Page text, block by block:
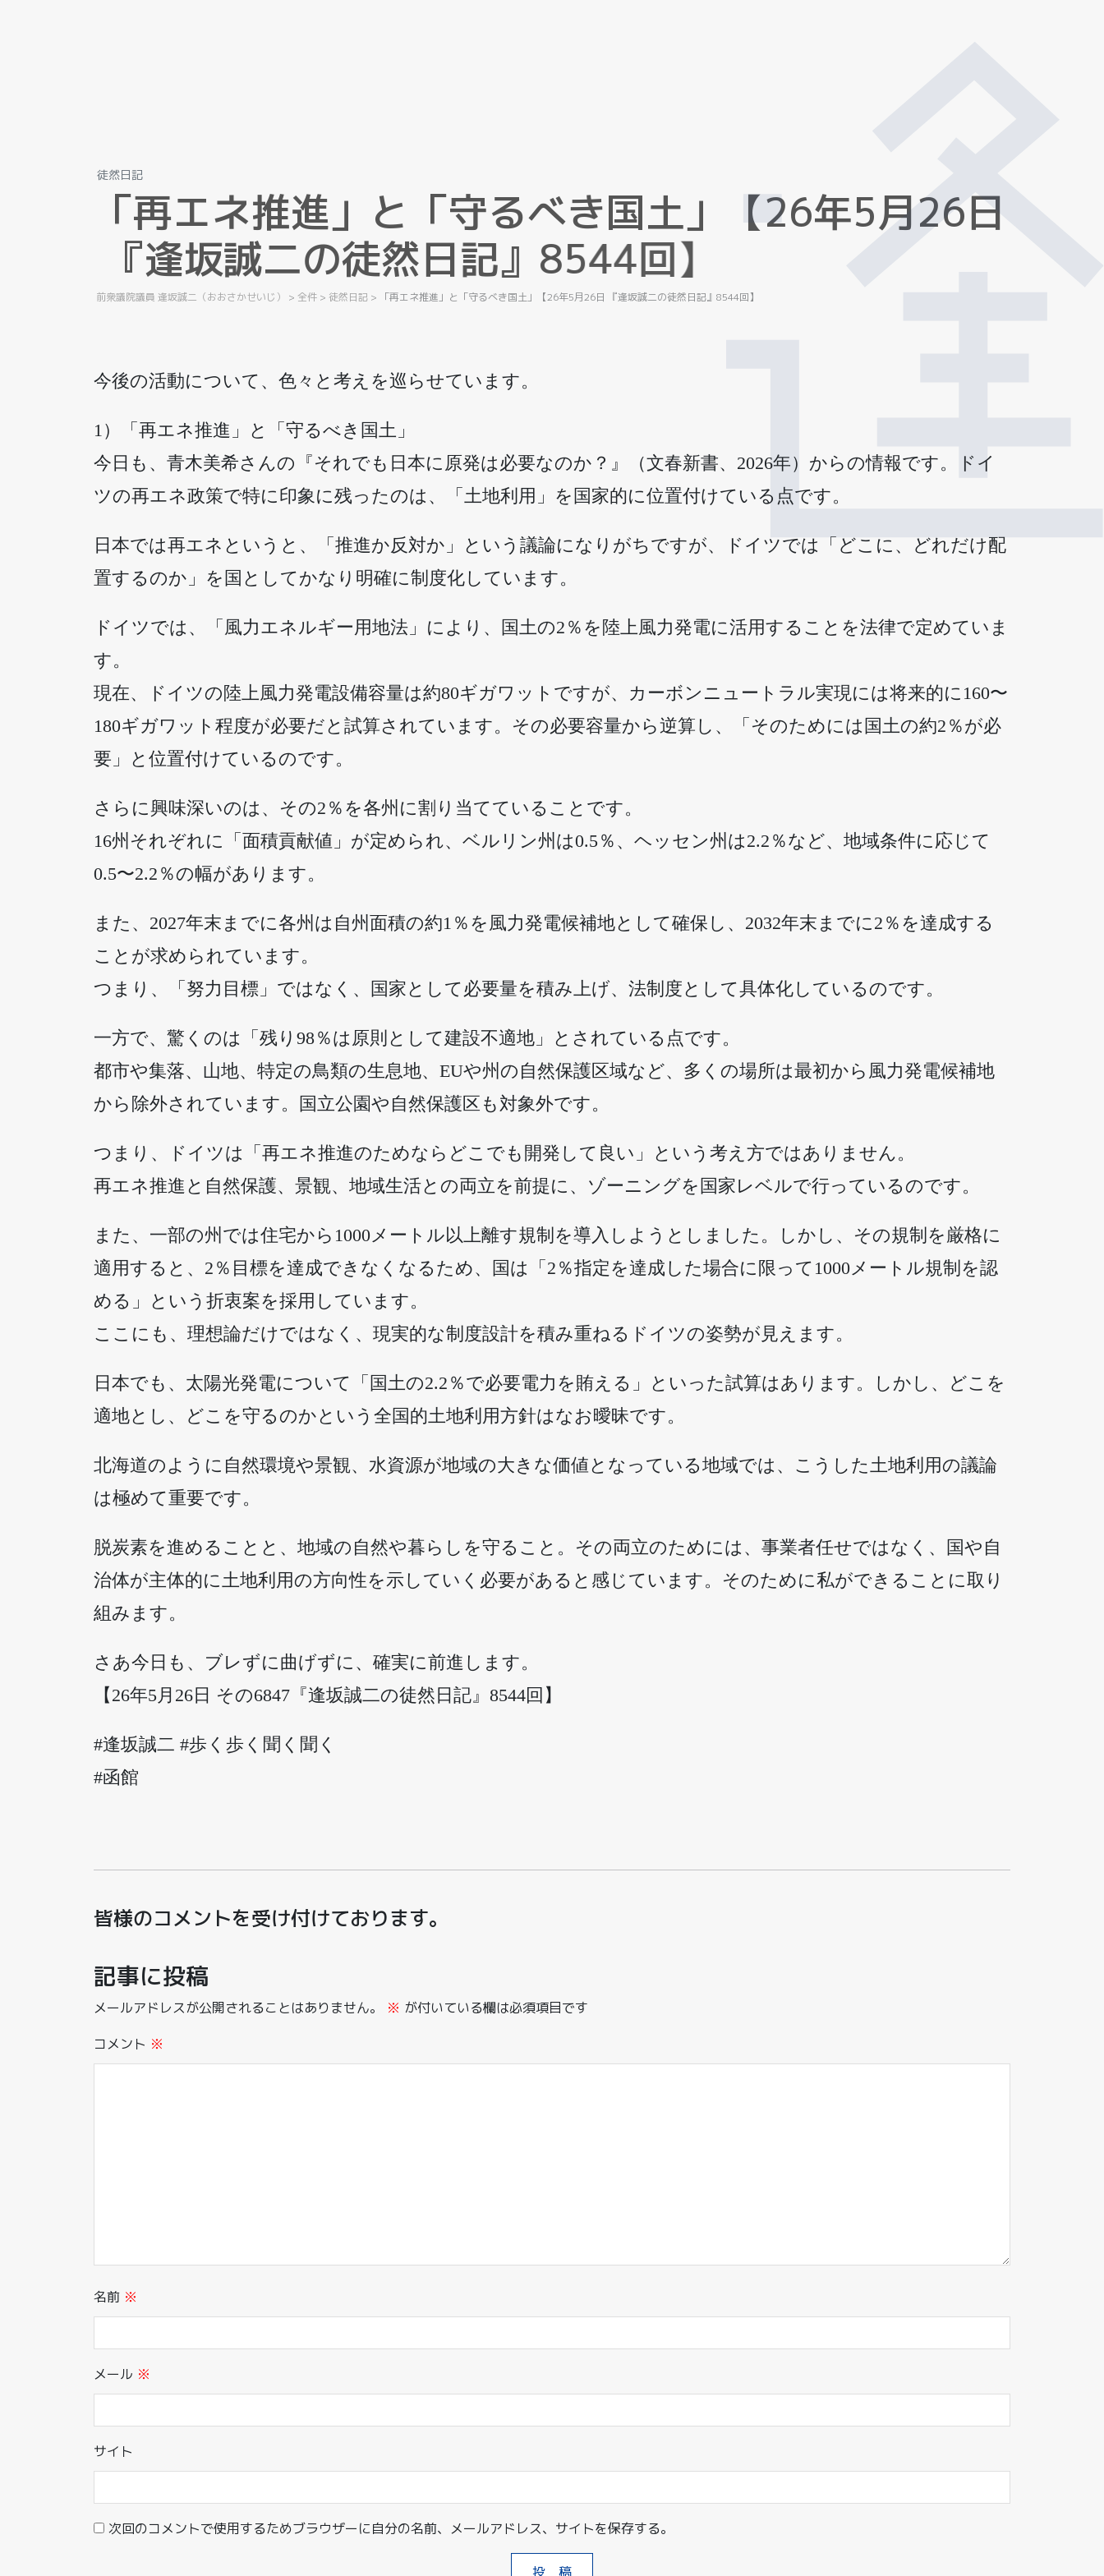
徒然日記
「再エネ推進 」 と 「守るべき国土 」 【26年5月26日
『逢坂誠二の徒然日記』 8544回】
前衆議院議員 逢坂誠二（おおさかせいじ） > 全件 > 徒然日記 > 「再エネ推進」と「守るべき国土」【26年5月26日 『逢坂誠二の徒然日記』8544回】
今後の活動について、色々と考えを巡らせています。
1）「再エネ推進」と「守るべき国土」
今日も、青木美希さんの『それでも日本に原発は必要なのか？』（文春新書、2026年）からの情報です。ドイ
ツの再エネ政策で特に印象に残ったのは、「土地利用」を国家的に位置付けている点です。
日本では再エネというと、「推進か反対か」という議論になりがちですが、ドイツでは「どこに、どれだけ配
置するのか」を国としてかなり明確に制度化しています。
ドイツでは、「風力エネルギー用地法」により、国土の2％を陸上風力発電に活用することを法律で定めていま
す。
現在、ドイツの陸上風力発電設備容量は約80ギガワットですが、カーボンニュートラル実現には将来的に160〜
180ギガワット程度が必要だと試算されています。その必要容量から逆算し、「そのためには国土の約2％が必
要」と位置付けているのです。
さらに興味深いのは、その2％を各州に割り当てていることです。
16州それぞれに「面積貢献値」が定められ、ベルリン州は0.5％、ヘッセン州は2.2％など、地域条件に応じて
0.5〜2.2％の幅があります。
また、2027年末までに各州は自州面積の約1％を風力発電候補地として確保し、2032年末までに2％を達成する
ことが求められています。
つまり、「努力目標」ではなく、国家として必要量を積み上げ、法制度として具体化しているのです。
一方で、驚くのは「残り98％は原則として建設不適地」とされている点です。
都市や集落、山地、特定の鳥類の生息地、EUや州の自然保護区域など、多くの場所は最初から風力発電候補地
から除外されています。国立公園や自然保護区も対象外です。
つまり、ドイツは「再エネ推進のためならどこでも開発して良い」という考え方ではありません。
再エネ推進と自然保護、景観、地域生活との両立を前提に、ゾーニングを国家レベルで行っているのです。
また、一部の州では住宅から1000メートル以上離す規制を導入しようとしました。しかし、その規制を厳格に
適用すると、2％目標を達成できなくなるため、国は「2％指定を達成した場合に限って1000メートル規制を認
める」という折衷案を採用しています。
ここにも、理想論だけではなく、現実的な制度設計を積み重ねるドイツの姿勢が見えます。
日本でも、太陽光発電について「国土の2.2％で必要電力を賄える」といった試算はあります。しかし、どこを
適地とし、どこを守るのかという全国的土地利用方針はなお曖昧です。
北海道のように自然環境や景観、水資源が地域の大きな価値となっている地域では、こうした土地利用の議論
は極めて重要です。
脱炭素を進めることと、地域の自然や暮らしを守ること。その両立のためには、事業者任せではなく、国や自
治体が主体的に土地利用の方向性を示していく必要があると感じています。そのために私ができることに取り
組みます。
さあ今日も、ブレずに曲げずに、確実に前進します。
【26年5月26日 その6847『逢坂誠二の徒然日記』8544回】
#逢坂誠二 #歩く歩く聞く聞く
#函館
皆様のコメントを受け付けております。
記事に投稿
メールアドレスが公開されることはありません。 ※ が付いている欄は必須項目です
コメント ※
名前 ※
メール ※
サイト
次回のコメントで使用するためブラウザーに自分の名前、メールアドレス、サイトを保存する。